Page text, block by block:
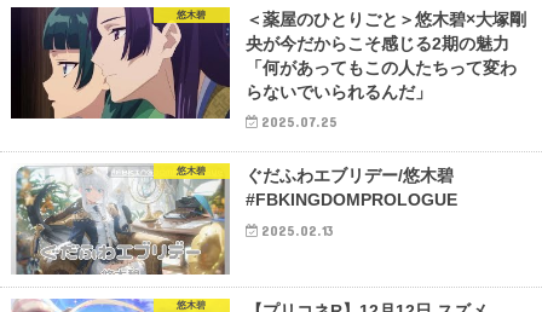
悠木碧
＜薬屋のひとりごと＞悠木碧×大塚剛
央が今だからこそ感じる2期の魅力
「何があってもこの人たちって変わ
らないでいられるんだ」
2025.07.25
悠木碧
ぐだふわエブリデー/悠木碧
#FBKINGDOMPROLOGUE
2025.02.13
悠木碧